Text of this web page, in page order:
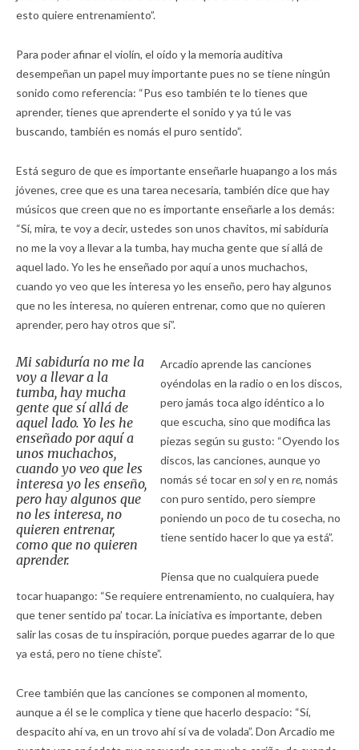
esto quiere entrenamiento”.
Para poder afinar el violín, el oído y la memoria auditiva
desempeñan un papel muy importante pues no se tiene ningún
sonido como referencia: “Pus eso también te lo tienes que
aprender, tienes que aprenderte el sonido y ya tú le vas
buscando, también es nomás el puro sentido”.
Está seguro de que es importante enseñarle huapango a los más
jóvenes, cree que es una tarea necesaria, también dice que hay
músicos que creen que no es importante enseñarle a los demás:
“Sí, mira, te voy a decir, ustedes son unos chavitos, mi sabiduría
no me la voy a llevar a la tumba, hay mucha gente que sí allá de
aquel lado. Yo les he enseñado por aquí a unos muchachos,
cuando yo veo que les interesa yo les enseño, pero hay algunos
que no les interesa, no quieren entrenar, como que no quieren
aprender, pero hay otros que sí”.
Mi sabiduría no me la
voy a llevar a la
tumba, hay mucha
gente que sí allá de
aquel lado. Yo les he
enseñado por aquí a
unos muchachos,
cuando yo veo que les
interesa yo les enseño,
pero hay algunos que
no les interesa, no
quieren entrenar,
como que no quieren
aprender.
Arcadio aprende las canciones
oyéndolas en la radio o en los discos,
pero jamás toca algo idéntico a lo
que escucha, sino que modifica las
piezas según su gusto: “Oyendo los
discos, las canciones, aunque yo
nomás sé tocar en soly en re, nomás
con puro sentido, pero siempre
poniendo un poco de tu cosecha, no
tiene sentido hacer lo que ya está”.
Piensa que no cualquiera puede
tocar huapango: “Se requiere entrenamiento, no cualquiera, hay
que tener sentido pa’ tocar. La iniciativa es importante, deben
salir las cosas de tu inspiración, porque puedes agarrar de lo que
ya está, pero no tiene chiste”.
Cree también que las canciones se componen al momento,
aunque a él se le complica y tiene que hacerlo despacio: “Sí,
despacito ahí va, en un trovo ahí sí va de volada”. Don Arcadio me